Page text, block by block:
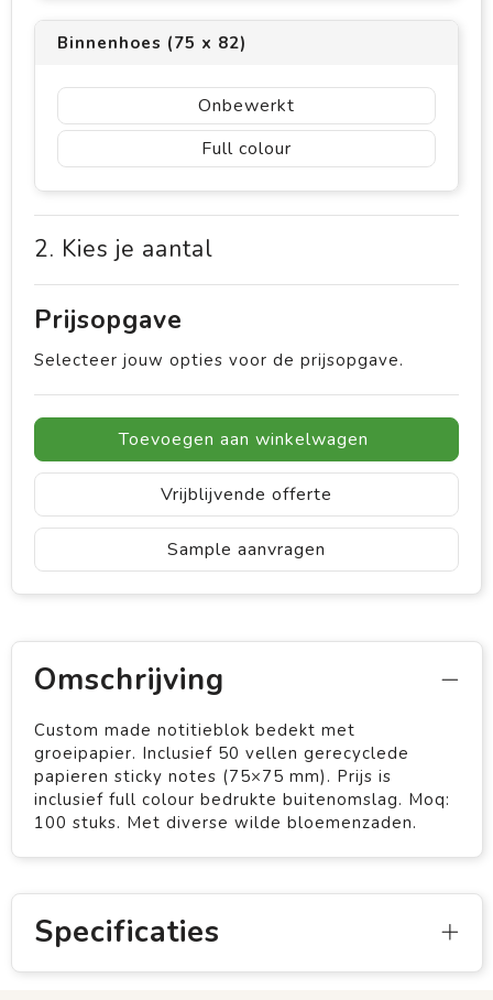
Binnenhoes (75 x 82)
Onbewerkt
Full colour
2. Kies je aantal
Prijsopgave
Selecteer jouw opties voor de prijsopgave.
Toevoegen aan winkelwagen
Vrijblijvende offerte
Sample aanvragen
Omschrijving
Custom made notitieblok bedekt met
groeipapier. Inclusief 50 vellen gerecyclede
papieren sticky notes (75×75 mm). Prijs is
inclusief full colour bedrukte buitenomslag. Moq:
100 stuks. Met diverse wilde bloemenzaden.
Specificaties